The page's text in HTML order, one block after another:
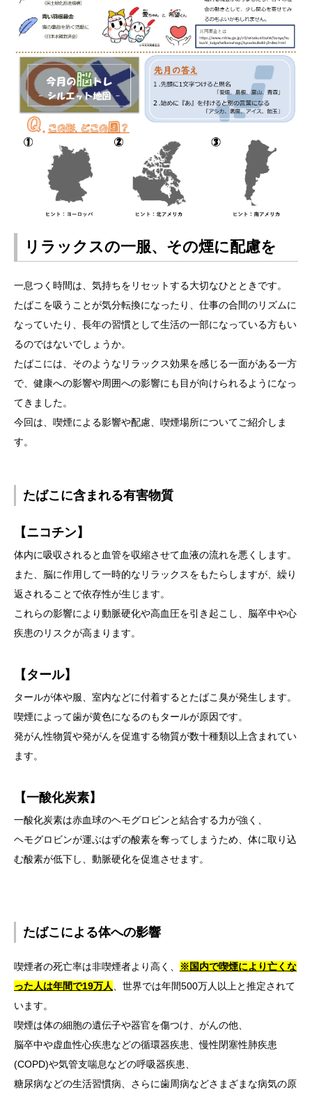
リラックスの一服、その煙に配慮を
一息つく時間は、気持ちをリセットする大切なひとときです。
たばこを吸うことが気分転換になったり、仕事の合間のリズムに
なっていたり、長年の習慣として生活の一部になっている方もい
るのではないでしょうか。
たばこには、そのようなリラックス効果を感じる一面がある一方
で、健康への影響や周囲への影響にも目が向けられるようになっ
てきました。
今回は、喫煙による影響や配慮、喫煙場所についてご紹介しま
す。
たばこに含まれる有害物質
【ニコチン】
体内に吸収されると血管を収縮させて血液の流れを悪くします。
また、脳に作用して一時的なリラックスをもたらしますが、繰り
返されることで依存性が生じます。
これらの影響により動脈硬化や高血圧を引き起こし、脳卒中や心
疾患のリスクが高まります。
【タール】
タールが体や服、室内などに付着するとたばこ臭が発生します。
喫煙によって歯が黄色になるのもタールが原因です。
発がん性物質や発がんを促進する物質が数十種類以上含まれてい
ます。
【一酸化炭素】
一酸化炭素は赤血球のヘモグロビンと結合する力が強く、
ヘモグロビンが運ぶはずの酸素を奪ってしまうため、体に取り込
む酸素が低下し、動脈硬化を促進させます。
たばこによる体への影響
喫煙者の死亡率は非喫煙者より高く、
※国内で喫煙により亡くな
った人は年間で19万人
、世界では年間500万人以上と推定されて
います。
喫煙は体の細胞の遺伝子や器官を傷つけ、がんの他、
脳卒中や虚血性心疾患などの循環器疾患、慢性閉塞性肺疾患
(COPD)や気管支喘息などの呼吸器疾患、
糖尿病などの生活習慣病、さらに歯周病などさまざまな病気の原